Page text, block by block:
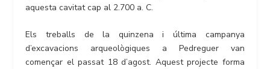
aquesta cavitat cap al 2.700 a. C.
Els treballs de la quinzena i última campanya
d’excavacions arqueològiques a Pedreguer van
començar el passat 18 d’agost. Aquest projecte forma